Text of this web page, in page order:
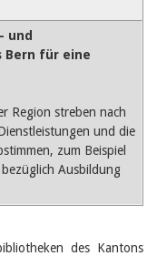
und
Bern für eine
Region streben nach
und die
zum Beispiel
Ausbildung
des Kantons